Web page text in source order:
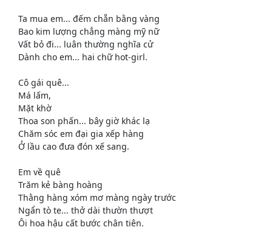
Ta mua em... đếm chẵn bằng vàng
Bao kim lượng chẳng màng mỹ nữ
Vất bỏ đi... luân thường nghĩa cử
Dành cho em... hai chữ hot-girl.
Cô gái quê...
Má lấm,
Mặt khờ
Thoa son phấn... bây giờ khác lạ
Chăm sóc em đại gia xếp hàng
Ở lầu cao đưa đón xế sang.
Em về quê
Trăm kẻ bàng hoàng
Thằng hàng xóm mơ màng ngày trước
Ngẩn tò te... thở dài thườn thượt
Ôi hoa hậu cất bước chân tiên.